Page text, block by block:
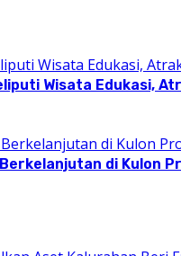
Wisata Edukasi,
di Kulon